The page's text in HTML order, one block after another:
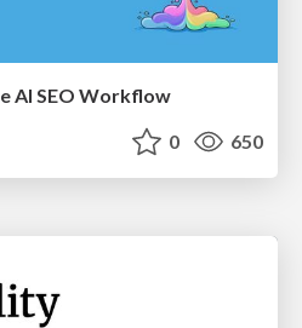
AI SEO Workflow
0 650